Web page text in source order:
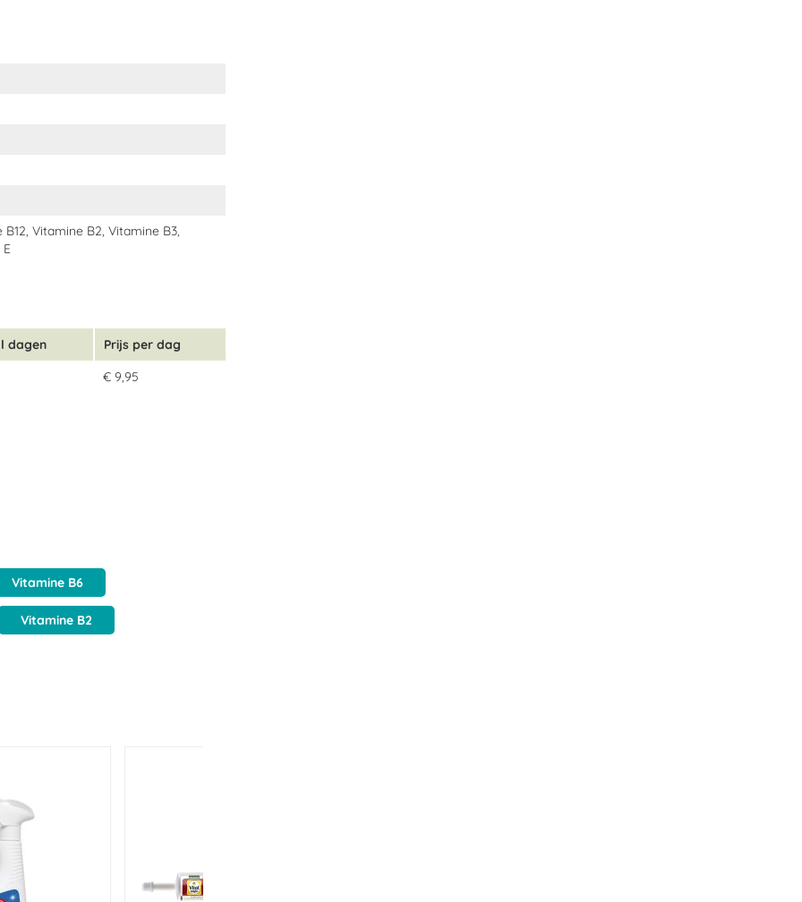
achter elkaar 1 injector per dag)
kalveren, zeugen en biggen,
B3, Vitamine B6, Vitamine B12,
Vitamine B2, Vitamine B3,
dagen
Prijs per dag
€ 9,95
Vitamine B6
Vitamine B2